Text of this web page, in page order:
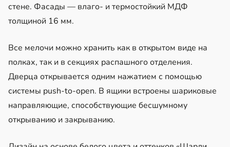
стене. Фасады — влаго- и термостойкий МДФ
толщиной 16 мм.
Все мелочи можно хранить как в открытом виде на
полках, так и в секциях распашного отделения.
Дверца открывается одним нажатием с помощью
системы push-to-open. В ящики встроены шариковые
направляющие, способствующие бесшумному
открыванию и закрыванию.